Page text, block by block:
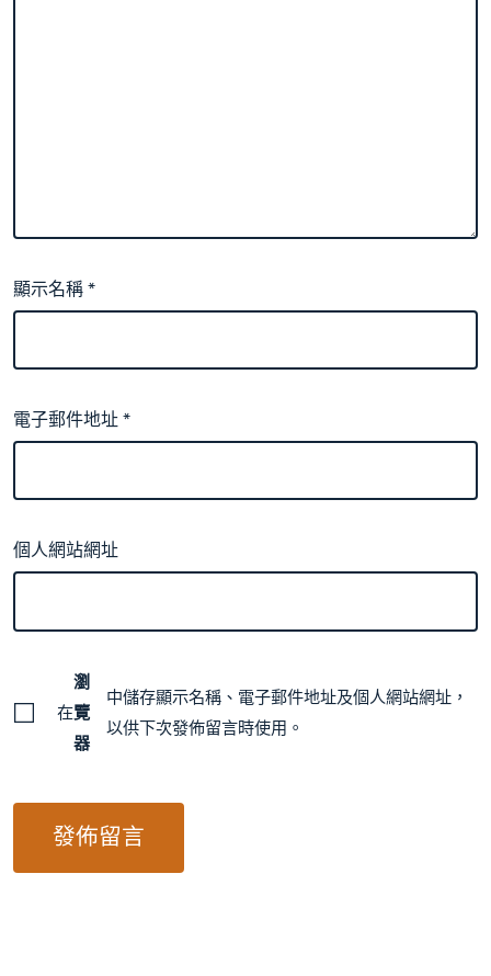
顯示名稱*
電子郵件地址*
個人網站網址
在
瀏
覽
器
中儲存顯示名稱、電子郵件地址及個人網站網址，
以供下次發佈留言時使用。